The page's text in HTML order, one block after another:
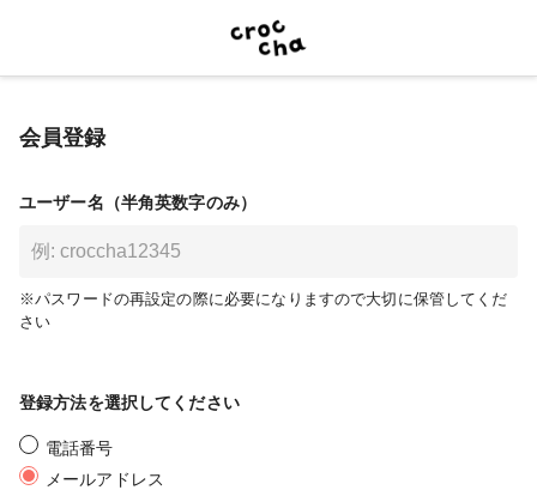
会員登録
ユーザー名（半角英数字のみ）
※パスワードの再設定の際に必要になりますので大切に保管してくだ
さい
登録方法を選択してください
電話番号
メールアドレス